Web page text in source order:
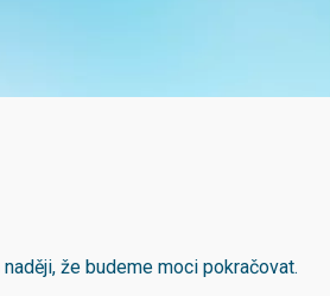
že budeme moci pokračovat.